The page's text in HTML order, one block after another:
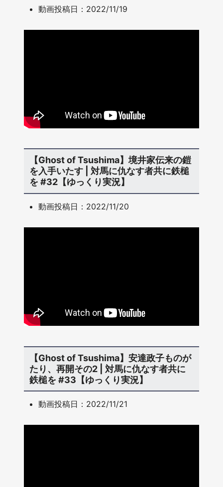
動画投稿日：2022/11/19
【Ghost of Tsushima】境井家伝来の鎧
を入手いたす | 対馬に仇なす者共に鉄槌
を #32【ゆっくり実況】
動画投稿日：2022/11/20
【Ghost of Tsushima】安達政子ものが
たり、再開その2 | 対馬に仇なす者共に
鉄槌を #33【ゆっくり実況】
動画投稿日：2022/11/21